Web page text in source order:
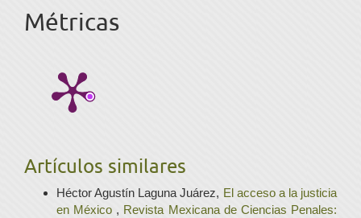
Métricas
Artículos similares
Héctor Agustín Laguna Juárez, El acceso a la justicia
en México , Revista Mexicana de Ciencias Penales: